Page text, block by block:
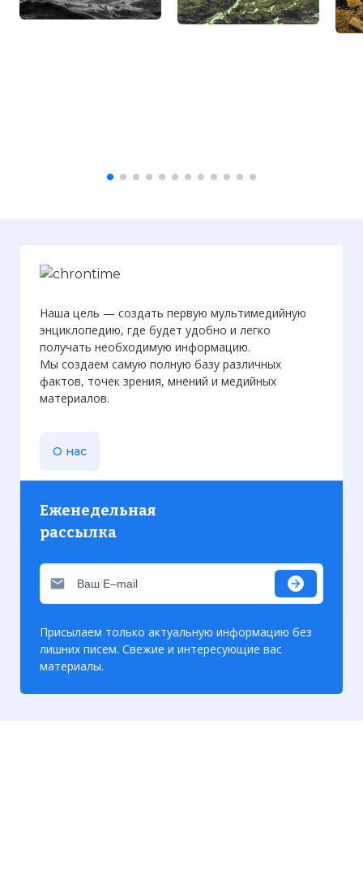
Наша цель — создать первую мультимедийную
энциклопедию, где будет удобно и легко
получать необходимую информацию.
Мы создаем самую полную базу различных
фактов, точек зрения, мнений и медийных
материалов.
О нас
Еженедельная
рассылка
Присылаем только актуальную информацию без
лишних писем. Свежие и интересующие вас
материалы.